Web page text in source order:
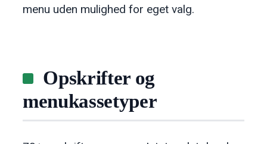
menu uden mulighed for eget valg.
Opskrifter og
menukassetyper